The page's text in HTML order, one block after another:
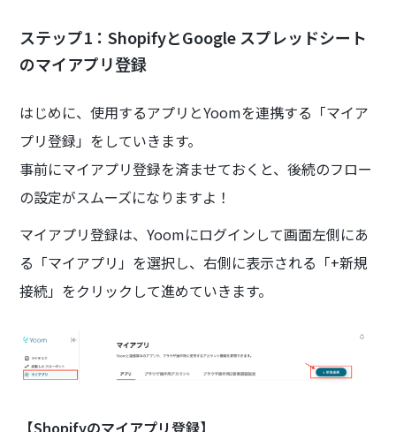
ステップ1：ShopifyとGoogle スプレッドシート
のマイアプリ登録
はじめに、使用するアプリとYoomを連携する「マイア
プリ登録」をしていきます。
事前にマイアプリ登録を済ませておくと、後続のフロー
の設定がスムーズになりますよ！
マイアプリ登録は、Yoomにログインして画面左側にあ
る「マイアプリ」を選択し、右側に表示される「+新規
接続」をクリックして進めていきます。